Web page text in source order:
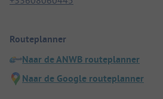
Routeplanner
Naar de ANWB routeplanner
Naar de Google routeplanner